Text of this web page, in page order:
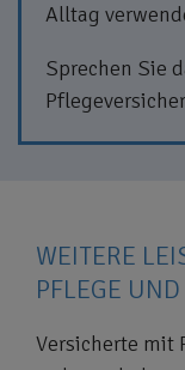
Alltag
Sprechen Sie
WEITERE
PFLEGE
Versicherte mit